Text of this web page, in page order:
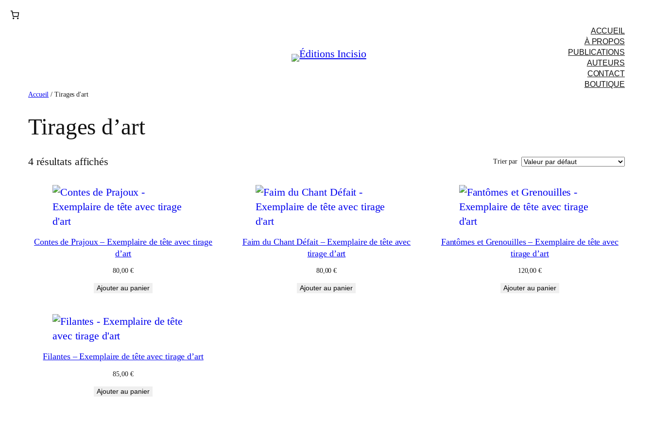
ACCUEIL
À PROPOS
PUBLICATIONS
AUTEURS
CONTACT
BOUTIQUE
Accueil / Tirages d'art
Tirages d’art
4 résultats affichés Trier par
Contes de Prajoux – Exemplaire de tête avec tirage
d’art
80,00 €
Ajouter au panier
Faim du Chant Défait – Exemplaire de tête avec
tirage d’art
80,00€
Ajouter au panier
Fantômes et Grenouilles – Exemplaire de tête avec
tirage d’art
120,00€
Ajouter au panier
Filantes – Exemplaire de tête avec tirage d’art
85,00 €
Ajouter au panier